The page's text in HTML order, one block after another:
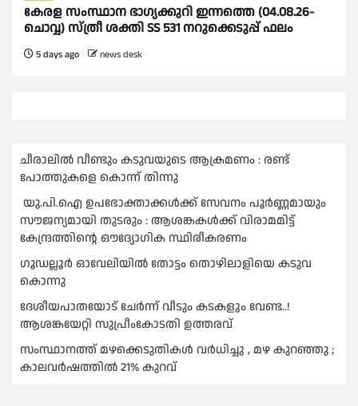
കേരള സംസ്ഥാന ഭാഗ്യക്കുറി ഇന്നത്തെ (04.08.26-
ചൊവ്വ) സ്ത്രീ ശക്തി SS 531 നറുക്കെടുപ്പ് ഫലം
5 days ago news desk
ചീരാലിൽ വീണ്ടും കടുവയുടെ ആക്രമണം : രണ്ട്
പോത്തുകളെ കൊന്ന് തിന്നു
യു.പി.ഐ ഉപഭോക്താക്കള്‍ക്ക് സേവനം പൂര്‍ണ്ണമായും
സൗജന്യമായി തുടരും : ആശങ്കകള്‍ക്ക് വിരാമമിട്ട്
കേന്ദ്രത്തിന്റെ ഔദ്യോഗിക സ്ഥിരീകരണം
ഗൂഡല്ലൂർ ഓവേലിയിൽ തോട്ടം തൊഴിലാളിയെ കടുവ
കൊന്നു
ദേശീയപാതയോട് ചേര്‍ന്ന് വീടും കടകളും വേണ്ട..!
ആശങ്കയേറ്റി സുപ്രീംകോടതി ഉത്തരവ്
സംസ്ഥാനത്ത് മഴക്കെടുതികള്‍ വര്‍ധിച്ചു , മഴ കുറഞ്ഞു ;
കാലവര്‍ഷത്തില്‍ 21% കുറവ്